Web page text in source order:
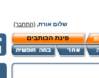
שלום אורח, (התחבר)
פינת הכותבים